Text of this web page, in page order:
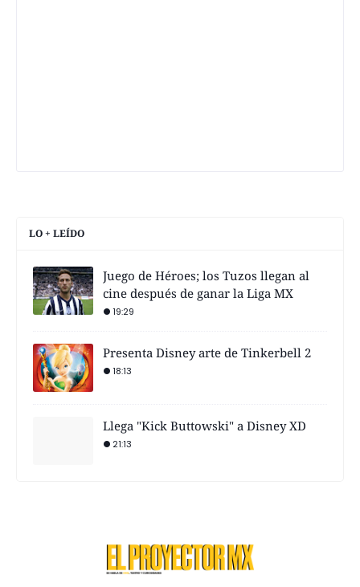
LO + LEÍDO
Juego de Héroes; los Tuzos llegan al
cine después de ganar la Liga MX
19:29
Presenta Disney arte de Tinkerbell 2
18:13
Llega "Kick Buttowski" a Disney XD
21:13